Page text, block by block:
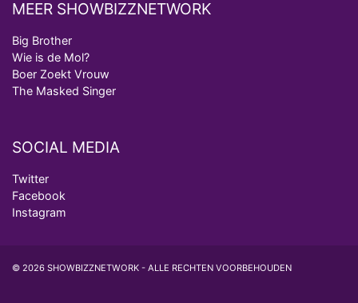
MEER SHOWBIZZNETWORK
Big Brother
Wie is de Mol?
Boer Zoekt Vrouw
The Masked Singer
SOCIAL MEDIA
Twitter
Facebook
Instagram
© 2026 SHOWBIZZNETWORK - ALLE RECHTEN VOORBEHOUDEN